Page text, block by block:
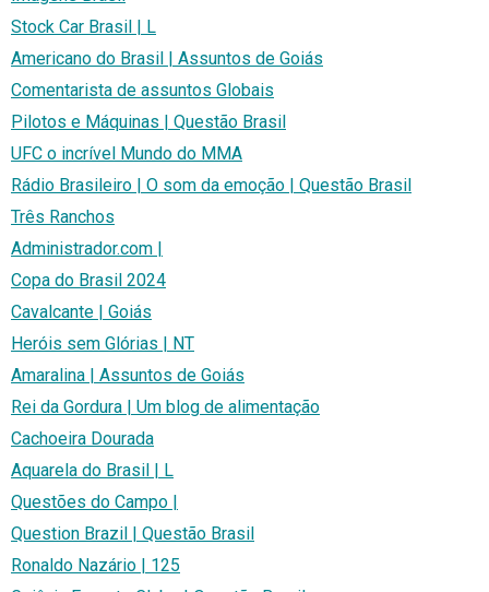
Stock Car Brasil | L
Americano do Brasil | Assuntos de Goiás
Comentarista de assuntos Globais
Pilotos e Máquinas | Questão Brasil
UFC o incrível Mundo do MMA
Rádio Brasileiro | O som da emoção | Questão Brasil
Três Ranchos
Administrador.com |
Copa do Brasil 2024
Cavalcante | Goiás
Heróis sem Glórias | NT
Amaralina | Assuntos de Goiás
Rei da Gordura | Um blog de alimentação
Cachoeira Dourada
Aquarela do Brasil | L
Questões do Campo |
Question Brazil | Questão Brasil
Ronaldo Nazário | 125